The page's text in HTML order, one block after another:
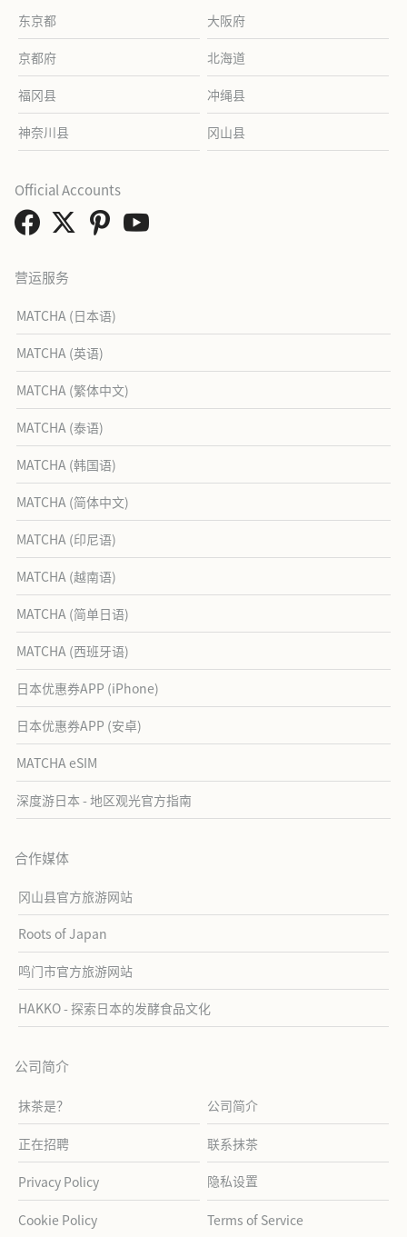
东京都 大阪府
京都府 北海道
福冈县 冲绳县
神奈川县 冈山县
营运服务
MATCHA (日本语)
MATCHA (英语)
MATCHA (繁体中文)
MATCHA (泰语)
MATCHA (韩国语)
MATCHA (简体中文)
MATCHA (印尼语)
MATCHA (越南语)
MATCHA (简单日语)
MATCHA (西班牙语)
日本优惠券APP (iPhone)
日本优惠券APP (安卓)
MATCHA eSIM
深度游日本 - 地区观光官方指南
合作媒体
冈山县官方旅游网站
Roots of Japan
鸣门市官方旅游网站
HAKKO - 探索日本的发酵食品文化
公司简介
抹茶是？ 公司简介
正在招聘 联系抹茶
Privacy Policy 隐私设置
Cookie Policy Terms of Service
Official Accounts